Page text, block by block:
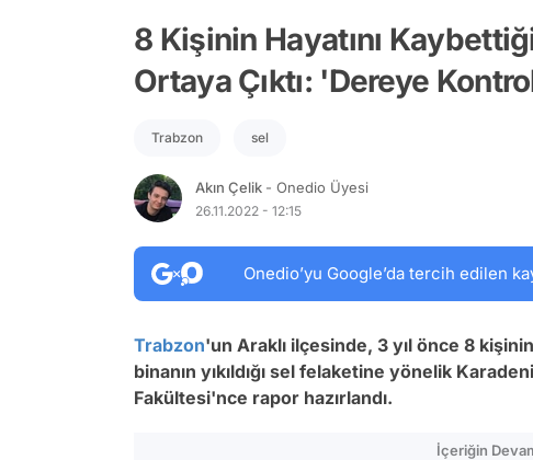
8 Kişinin Hayatını
Ortaya Çıktı: 'Dereye
Trabzon sel
Akın Çelik - Onedio Üyesi
26.11.2022 - 12:15
Onedio’yu Google’da tercih edilen
Trabzon'un Araklı ilçesinde, 3 yıl önce 8
binanın yıkıldığı sel felaketine yönelik
Fakültesi'nce rapor hazırlandı.
İçeriğin